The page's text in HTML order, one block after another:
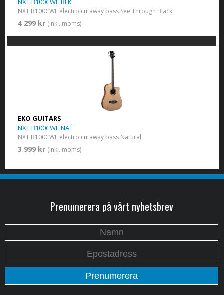
NXT B100CWE BLK
NXT B100CWE electro cutaway bass See Through Black
4 299 kr (inkl. moms)
EKO GUITARS
NXT B100CWE NAT
NXT B100CWE electro cutaway bass Natural
3 999 kr (inkl. moms)
Prenumerera på vårt nyhetsbrev